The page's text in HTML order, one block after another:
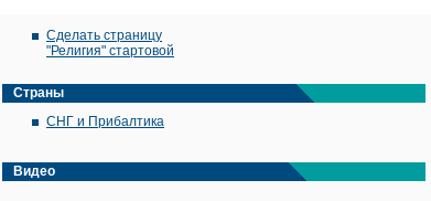
Сделать страницу
"Религия" стартовой
Страны
СНГ и Прибалтика
Видео